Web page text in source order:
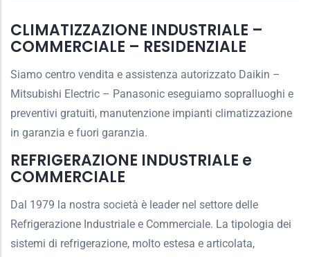
CLIMATIZZAZIONE INDUSTRIALE –
COMMERCIALE – RESIDENZIALE
Siamo centro vendita e assistenza autorizzato Daikin –
Mitsubishi Electric – Panasonic eseguiamo sopralluoghi e
preventivi gratuiti, manutenzione impianti climatizzazione
in garanzia e fuori garanzia.
REFRIGERAZIONE INDUSTRIALE e
COMMERCIALE
Dal 1979 la nostra società è leader nel settore delle
Refrigerazione Industriale e Commerciale. La tipologia dei
sistemi di refrigerazione, molto estesa e articolata,